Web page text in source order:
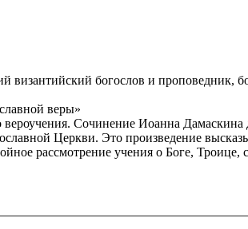
богослов и проповедник,
веры»
вероучения. Сочинение Иоанна
Церкви. Это произведение
рассмотрение учения о Боге,